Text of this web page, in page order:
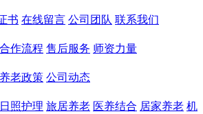
书 在线留言 公司团队 联系我们
合作流程 售后服务 师资力量
养老政策 公司动态
日照护理 旅居养老 医养结合 居家养老 机